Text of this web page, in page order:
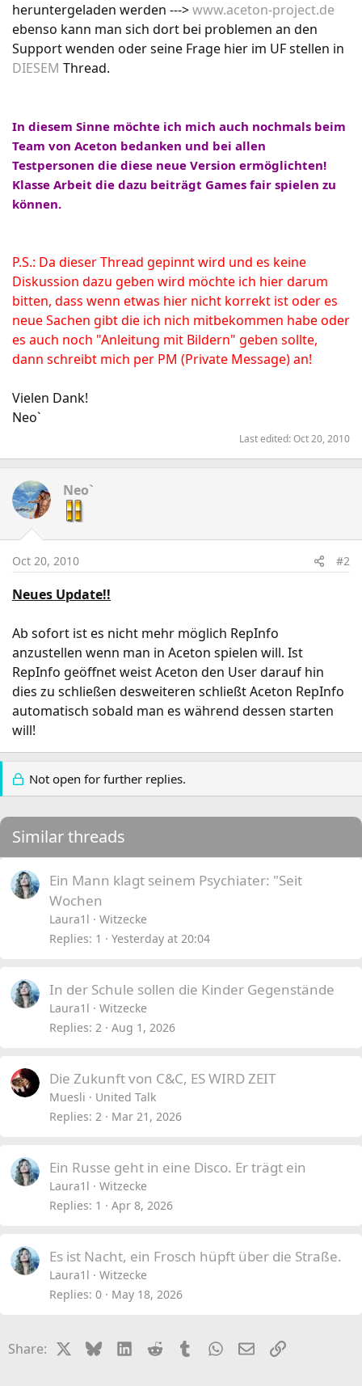
heruntergeladen werden --->www.aceton-project.de
ebenso kann man sich dort bei problemen an den
Support wenden oder seine Frage hier im UF stellen in
DIESEM Thread.
In diesem Sinne möchte ich mich auch nochmals beim
Team von Aceton bedanken und bei allen
Testpersonen die diese neue Version ermöglichten!
Klasse Arbeit die dazu beiträgt Games fair spielen zu
können.
P.S.: Da dieser Thread gepinnt wird und es keine
Diskussion dazu geben wird möchte ich hier darum
bitten, dass wenn etwas hier nicht korrekt ist oder es
neue Sachen gibt die ich nich mitbekommen habe oder
es auch noch "Anleitung mit Bildern" geben sollte,
dann schreibt mich per PM (Private Message) an!
Vielen Dank!
Neo`
Last edited:Oct 20, 2010
Neo`
Oct 20, 2010 #2
Neues Update!!
Ab sofort ist es nicht mehr möglich RepInfo
anzustellen wenn man in Aceton spielen will. Ist
RepInfo geöffnet weist Aceton den User darauf hin
dies zu schließen desweiteren schließt Aceton RepInfo
automatisch sobald man es während dessen starten
will!
Not open for further replies.
Similar threads
Ein Mann klagt seinem Psychiater: "Seit
Wochen
Laura1l
Witzecke
Replies 1 Yesterday at 20:04
In der Schule sollen die Kinder Gegenstände
Laura1l
Witzecke
Replies 2 Aug 1, 2026
Die Zukunft von C&C, ES WIRD ZEIT
Muesli
United Talk
Replies 2 Mar 21, 2026
Ein Russe geht in eine Disco. Er trägt ein
Laura1l
Witzecke
Replies 1 Apr 8, 2026
Es ist Nacht, ein Frosch hüpft über die Straße.
Laura1l
Witzecke
Replies 0 May 18, 2026
Share: BlueskyLinkedIn
Reddit TumblrWhatsApp
EmailLink